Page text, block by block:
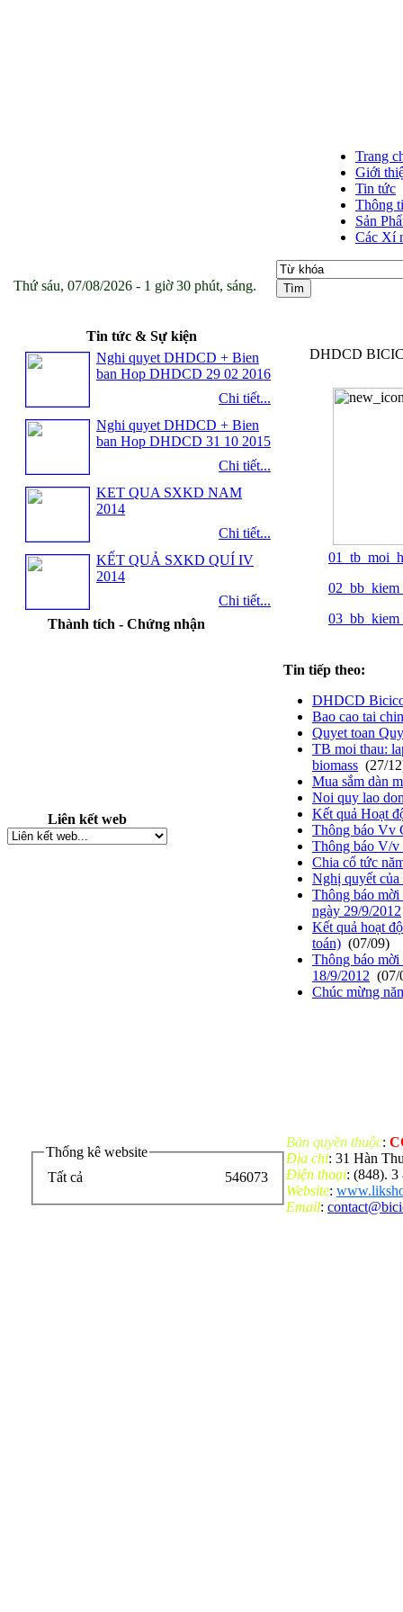
Trang
Giới
Tin tức
Thông
Sản
Các Xí
Thứ sáu, 07/08/2026 - 1 giờ 30 phút, sáng.
Tin tức & Sự kiện
Nghi quyet DHDCD + Bien
ban Hop DHDCD 29 02 2016
Chi tiết...
Nghi quyet DHDCD + Bien
ban Hop DHDCD 31 10 2015
Chi tiết...
KET QUA SXKD NAM
2014
Chi tiết...
KẾT QUẢ SXKD QUÍ IV
2014
Chi tiết...
Thành tích - Chứng nhận
Liên kết web
DHDCD
Tin tiếp theo:
DHDCD
Bao cao tai
Quyet toan
TB moi thau:
biomass (27/
Mua sắm dàn
Noi quy lao
Kết quả Hoạt
Thông báo Vv
Thông báo V/v
Chia cổ tức
Nghị quyết
Thông báo
ngày 29/9/2012
Kết quả hoạt
toán) (07/09)
Thông báo
18/9/2012 (07/
Chúc mừng
Thống kê website
Tất cả
546073
Bản quyền thuộc:
Địa chỉ: 31 Hàn
Điện thoại: (848).
Website:
Email: